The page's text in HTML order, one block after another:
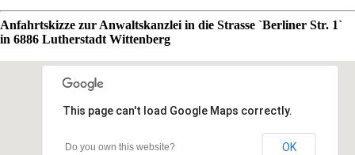
Anfahrtskizze zur Anwaltskanzlei in die Strasse `Berliner Str. 1`
in 6886 Lutherstadt Wittenberg
This page can't load Google Maps correctly.
Do you own this website? OK